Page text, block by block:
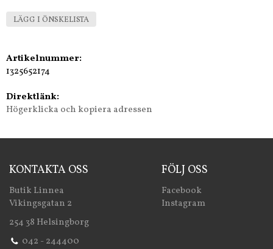
LÄGG I ÖNSKELISTA
Artikelnummer:
1325652174
Direktlänk:
Högerklicka och kopiera adressen
KONTAKTA OSS
Butik Linnea
Vikingsgatan 2
254 38 Helsingborg
042 - 244400
FÖLJ OSS
Facebook
Instagram